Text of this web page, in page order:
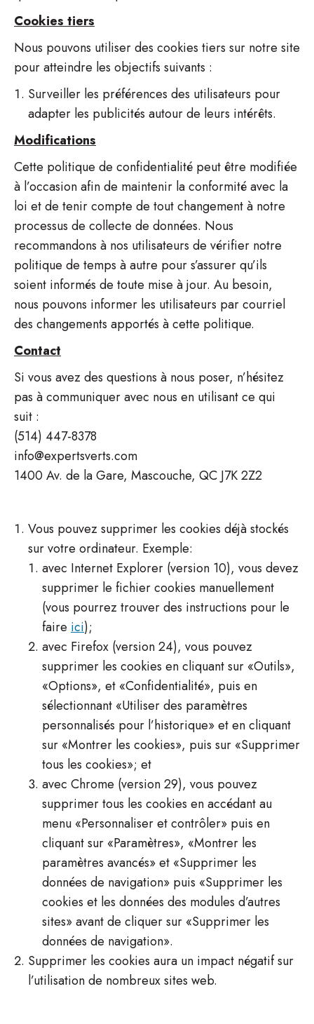
Cookies tiers
Nous pouvons utiliser des cookies tiers sur notre site
pour atteindre les objectifs suivants :
Surveiller les préférences des utilisateurs pour
adapter les publicités autour de leurs intérêts.
Modifications
Cette politique de confidentialité peut être modifiée
à l’occasion afin de maintenir la conformité avec la
loi et de tenir compte de tout changement à notre
processus de collecte de données. Nous
recommandons à nos utilisateurs de vérifier notre
politique de temps à autre pour s’assurer qu’ils
soient informés de toute mise à jour. Au besoin,
nous pouvons informer les utilisateurs par courriel
des changements apportés à cette politique.
Contact
Si vous avez des questions à nous poser, n’hésitez
pas à communiquer avec nous en utilisant ce qui
suit :
(514) 447-8378
info@expertsverts.com
1400 Av. de la Gare, Mascouche, QC J7K 2Z2
Vous pouvez supprimer les cookies déjà stockés
sur votre ordinateur. Exemple:
avec Internet Explorer (version 10), vous devez
supprimer le fichier cookies manuellement
(vous pourrez trouver des instructions pour le
faire ici);
avec Firefox (version 24), vous pouvez
supprimer les cookies en cliquant sur «Outils»,
«Options», et «Confidentialité», puis en
sélectionnant «Utiliser des paramètres
personnalisés pour l’historique» et en cliquant
sur «Montrer les cookies», puis sur «Supprimer
tous les cookies»; et
avec Chrome (version 29), vous pouvez
supprimer tous les cookies en accédant au
menu «Personnaliser et contrôler» puis en
cliquant sur «Paramètres», «Montrer les
paramètres avancés» et «Supprimer les
données de navigation» puis «Supprimer les
cookies et les données des modules d’autres
sites» avant de cliquer sur «Supprimer les
données de navigation».
Supprimer les cookies aura un impact négatif sur
l’utilisation de nombreux sites web.